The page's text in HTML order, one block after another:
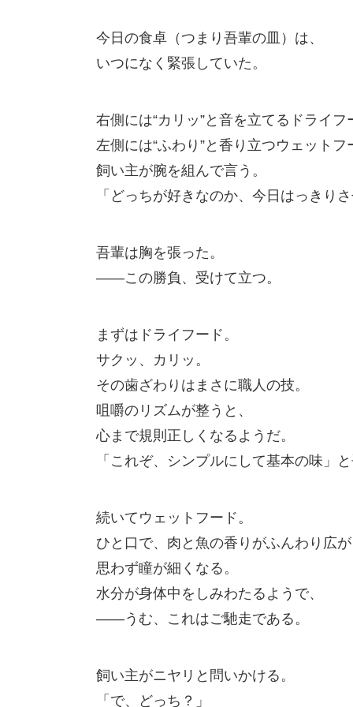
今日の食卓（つまり吾輩の皿）は、
いつになく緊張していた。
右側には“カリッ”と音を立てるドライフ
左側には“ふわり”と香り立つウェットフ
飼い主が腕を組んで言う。
「どっちが好きなのか、今日はっきりさ
吾輩は胸を張った。
――この勝負、受けて立つ。
まずはドライフード。
サクッ、カリッ。
その歯ざわりはまさに職人の技。
咀嚼のリズムが整うと、
心まで規則正しくなるようだ。
「これぞ、シンプルにして基本の味」
続いてウェットフード。
ひと口で、肉と魚の香りがふんわり広が
思わず瞳が細くなる。
水分が身体中をしみわたるようで、
――うむ、これはご馳走である。
飼い主がニヤリと問いかける。
「で、どっち？」